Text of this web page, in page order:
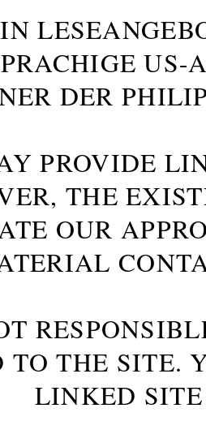
US-
DER
PROVIDE
THE
OUR
THE SITE.
LINKED